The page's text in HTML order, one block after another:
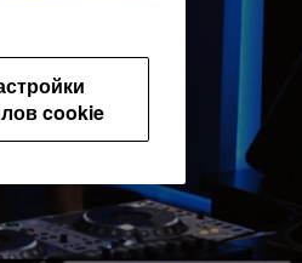
cookie